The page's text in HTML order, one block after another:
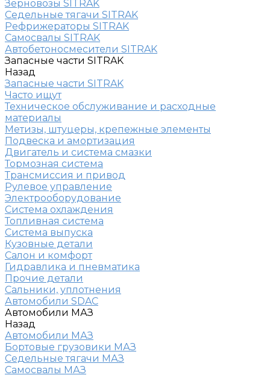
Зерновозы SITRAK
Седельные тягачи SITRAK
Рефрижераторы SITRAK
Самосвалы SITRAK
Автобетоносмесители SITRAK
Запасные части SITRAK
Назад
Запасные части SITRAK
Часто ищут
Техническое обслуживание и расходные
материалы
Метизы, штуцеры, крепежные элементы
Подвеска и амортизация
Двигатель и система смазки
Тормозная система
Трансмиссия и привод
Рулевое управление
Электрооборудование
Система охлаждения
Топливная система
Система выпуска
Кузовные детали
Салон и комфорт
Гидравлика и пневматика
Прочие детали
Сальники, уплотнения
Автомобили SDAC
Автомобили МАЗ
Назад
Автомобили МАЗ
Бортовые грузовики МАЗ
Седельные тягачи МАЗ
Самосвалы МАЗ